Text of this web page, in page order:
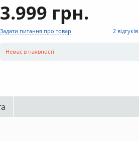
3.999 грн.
Задати питання про товар 2 відгуків
Немає в наявності